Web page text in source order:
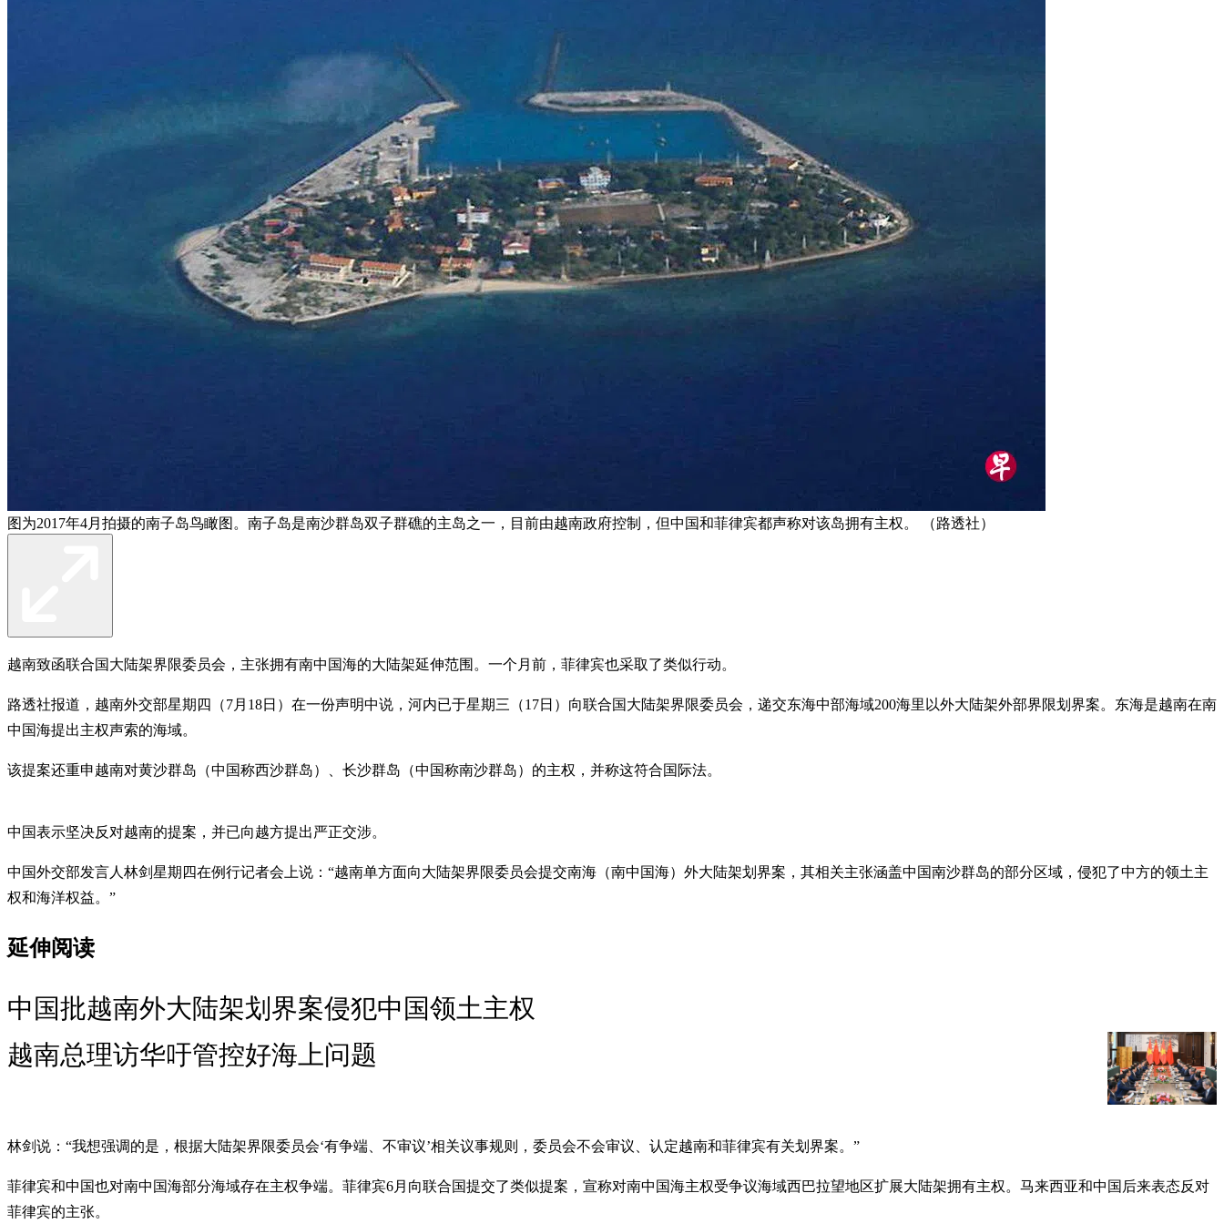
图为2017年4月拍摄的南子岛鸟瞰图。南子岛是南沙群岛双子群礁的主岛之一，目前由越南政府控制，但中国和菲律宾都声称对该岛拥有主权。 （路透社）
越南致函联合国大陆架界限委员会，主张拥有南中国海的大陆架延伸范围。一个月前，菲律宾也采取了类似行动。
路透社报道，越南外交部星期四（7月18日）在一份声明中说，河内已于星期三（17日）向联合国大陆架界限委员会，递交东海中部海域200海里以外大陆架外部界限划界案。东海是越南在南
中国海提出主权声索的海域。
该提案还重申越南对黄沙群岛（中国称西沙群岛）、长沙群岛（中国称南沙群岛）的主权，并称这符合国际法。
中国表示坚决反对越南的提案，并已向越方提出严正交涉。
中国外交部发言人林剑星期四在例行记者会上说：“越南单方面向大陆架界限委员会提交南海（南中国海）外大陆架划界案，其相关主张涵盖中国南沙群岛的部分区域，侵犯了中方的领土主
权和海洋权益。”
延伸阅读
中国批越南外大陆架划界案侵犯中国领土主权
越南总理访华吁管控好海上问题
林剑说：“我想强调的是，根据大陆架界限委员会‘有争端、不审议’相关议事规则，委员会不会审议、认定越南和菲律宾有关划界案。”
菲律宾和中国也对南中国海部分海域存在主权争端。菲律宾6月向联合国提交了类似提案，宣称对南中国海主权受争议海域西巴拉望地区扩展大陆架拥有主权。马来西亚和中国后来表态反对
菲律宾的主张。